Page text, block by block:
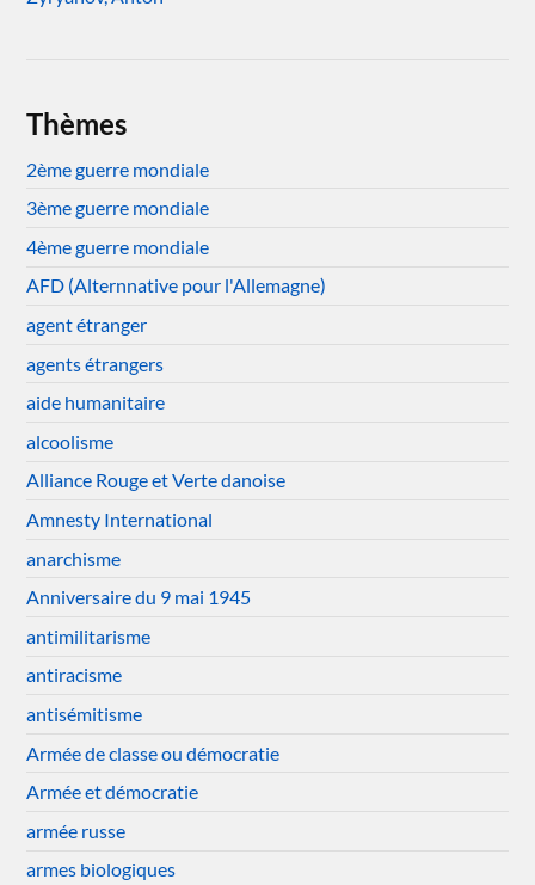
Thèmes
2ème guerre mondiale
3ème guerre mondiale
4ème guerre mondiale
AFD (Alternnative pour l'Allemagne)
agent étranger
agents étrangers
aide humanitaire
alcoolisme
Alliance Rouge et Verte danoise
Amnesty International
anarchisme
Anniversaire du 9 mai 1945
antimilitarisme
antiracisme
antisémitisme
Armée de classe ou démocratie
Armée et démocratie
armée russe
armes biologiques